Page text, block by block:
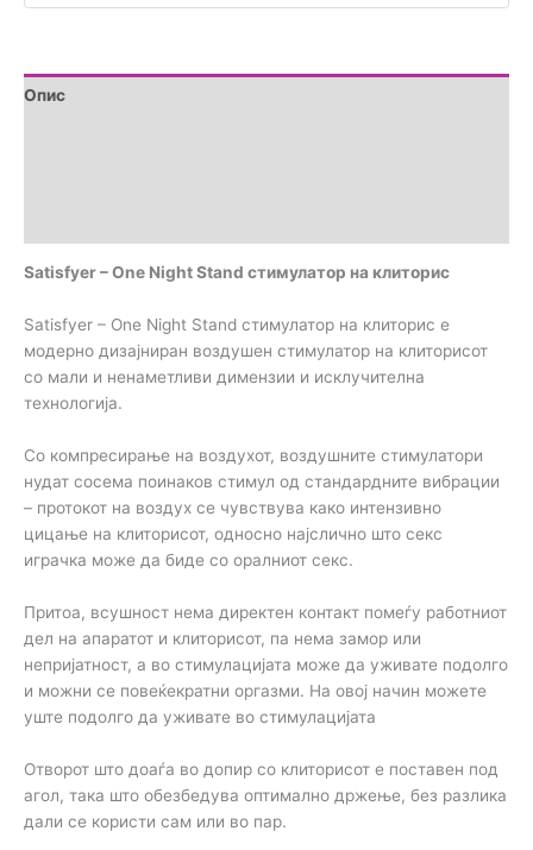
Опис
Satisfyer – One Night Stand стимулатор на клиторис
Satisfyer – One Night Stand стимулатор на клиторис е
модерно дизајниран воздушен стимулатор на клиторисот
со мали и ненаметливи димензии и исклучителна
технологија.
Со компресирање на воздухот, воздушните стимулатори
нудат сосема поинаков стимул од стандардните вибрации
– протокот на воздух се чувствува како интензивно
цицање на клиторисот, односно најслично што секс
играчка може да биде со оралниот секс.
Притоа, всушност нема директен контакт помеѓу работниот
дел на апаратот и клиторисот, па нема замор или
непријатност, а во стимулацијата може да уживате подолго
и можни се повеќекратни оргазми. На овој начин можете
уште подолго да уживате во стимулацијата
Отворот што доаѓа во допир со клиторисот е поставен под
агол, така што обезбедува оптимално држење, без разлика
дали се користи сам или во пар.